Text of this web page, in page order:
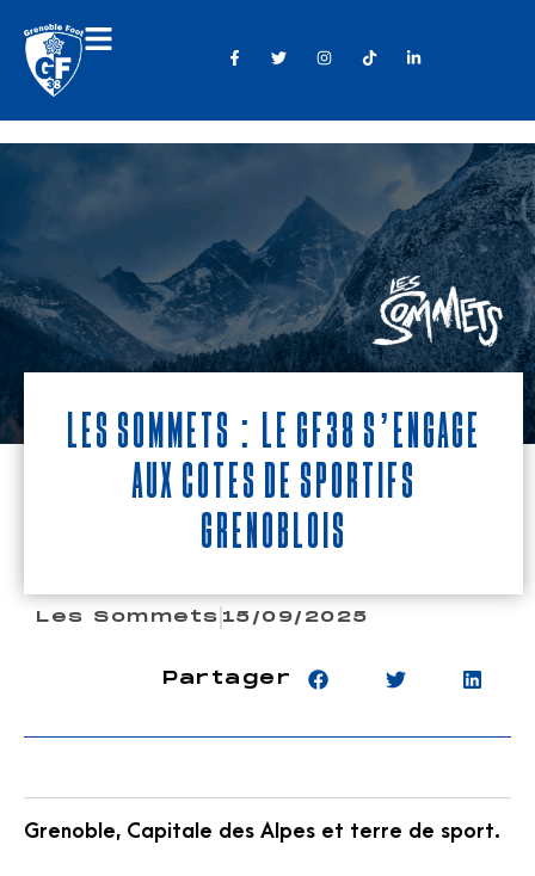
Les Sommets : le GF38 s’engage
aux côtés de sportifs
grenoblois
Les Sommets 15/09/2025
Partager
Grenoble, Capitale des Alpes et terre de sport.